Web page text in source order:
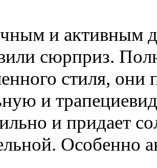
и активным
сюрприз.
стиля, они
и
и придает
Особенно